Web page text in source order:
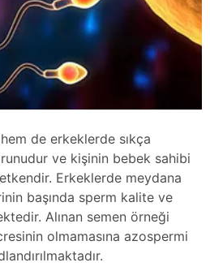
hem de erkeklerde sıkça
ve kişinin bebek sahibi
Erkeklerde meydana
başında sperm kalite ve
Alınan semen örneği
olmamasına azospermi